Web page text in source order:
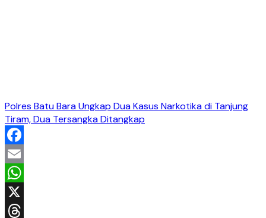
Polres Batu Bara Ungkap Dua Kasus Narkotika di Tanjung
Tiram, Dua Tersangka Ditangkap
Facebook
Email
WhatsApp
X